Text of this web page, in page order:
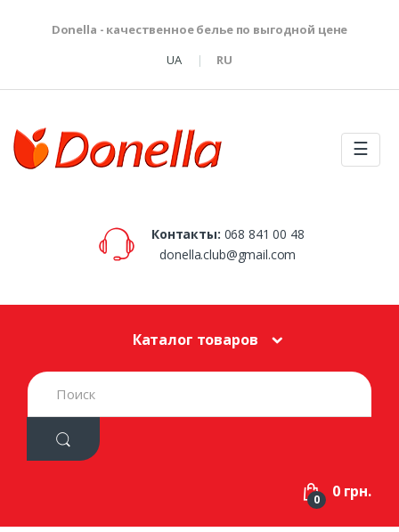
Donella - качественное белье по выгодной цене
UA
RU
☰
Контакты: 068 841 00 48
donella.club@gmail.com
Каталог товаров
S
e
h
:
0 0 грн.